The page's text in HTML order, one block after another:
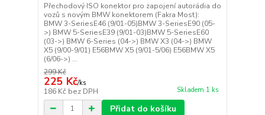
Přechodový ISO konektor pro zapojení autorádia do
vozů s novým BMW konektorem (Fakra Most):
BMW 3-SeriesE46 (9/01-05)BMW 3-SeriesE90 (05-
>) BMW 5-SeriesE39 (9/01-03)BMW 5-SeriesE60
(03->) BMW 6-Series (04->) BMW X3 (04->) BMW
X5 (9/00-9/01) E56BMW X5 (9/01-5/06) E56BMW X5
(6/06->) ...
299 Kč
225 Kč/ks
186 Kč bez DPH Skladem 1 ks
Přidat do košíku